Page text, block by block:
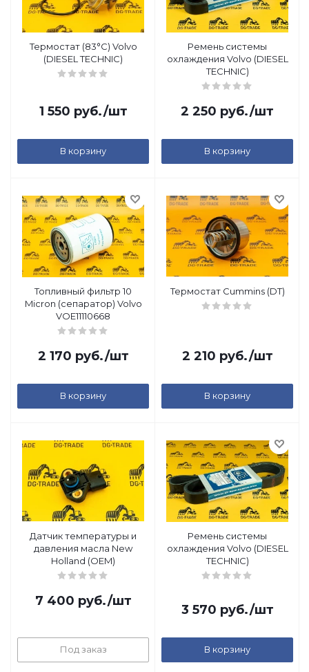
Термостат (83°С) Volvo
(DIESEL TECHNIC)
1 550 руб./шт
В корзину
Ремень системы
охлаждения Volvo (DIESEL
TECHNIC)
2 250 руб./шт
В корзину
Топливный фильтр 10
Micron (сепаратор) Volvo
VOE11110668
2 170 руб./шт
В корзину
Термостат Cummins (DT)
2 210 руб./шт
В корзину
Датчик температуры и
давления масла New
Holland (OEM)
7 400 руб./шт
Под заказ
Ремень системы
охлаждения Volvo (DIESEL
TECHNIC)
3 570 руб./шт
В корзину